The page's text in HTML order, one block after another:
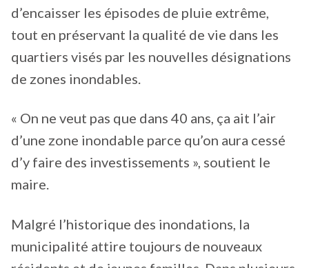
d’encaisser les épisodes de pluie extrême,
tout en préservant la qualité de vie dans les
quartiers visés par les nouvelles désignations
de zones inondables.
« On ne veut pas que dans 40 ans, ça ait l’air
d’une zone inondable parce qu’on aura cessé
d’y faire des investissements », soutient le
maire.
Malgré l’historique des inondations, la
municipalité attire toujours de nouveaux